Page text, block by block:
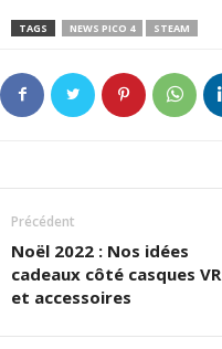
TAGS NEWS PICO 4 STEAM
Précédent
Noël 2022 : Nos idées
cadeaux côté casques VR
et accessoires